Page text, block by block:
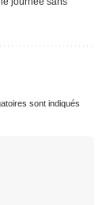
sont indiqués